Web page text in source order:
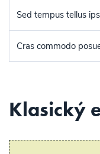
Sed tempus tellus
Cras commodo
Klasický